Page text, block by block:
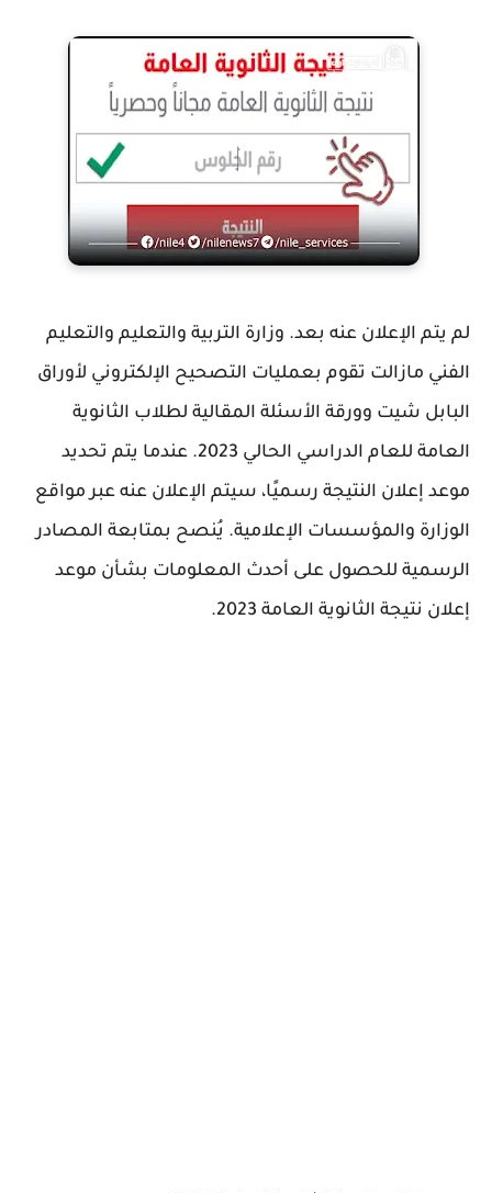
لم يتم الإعلان عنه بعد. وزارة التربية والتعليم والتعليم
الفني مازالت تقوم بعمليات التصحيح الإلكتروني لأوراق
البابل شيت وورقة الأسئلة المقالية لطلاب الثانوية
العامة للعام الدراسي الحالي 2023. عندما يتم تحديد
موعد إعلان النتيجة رسميًا، سيتم الإعلان عنه عبر مواقع
الوزارة والمؤسسات الإعلامية. يُنصح بمتابعة المصادر
الرسمية للحصول على أحدث المعلومات بشأن موعد
إعلان نتيجة الثانوية العامة 2023.